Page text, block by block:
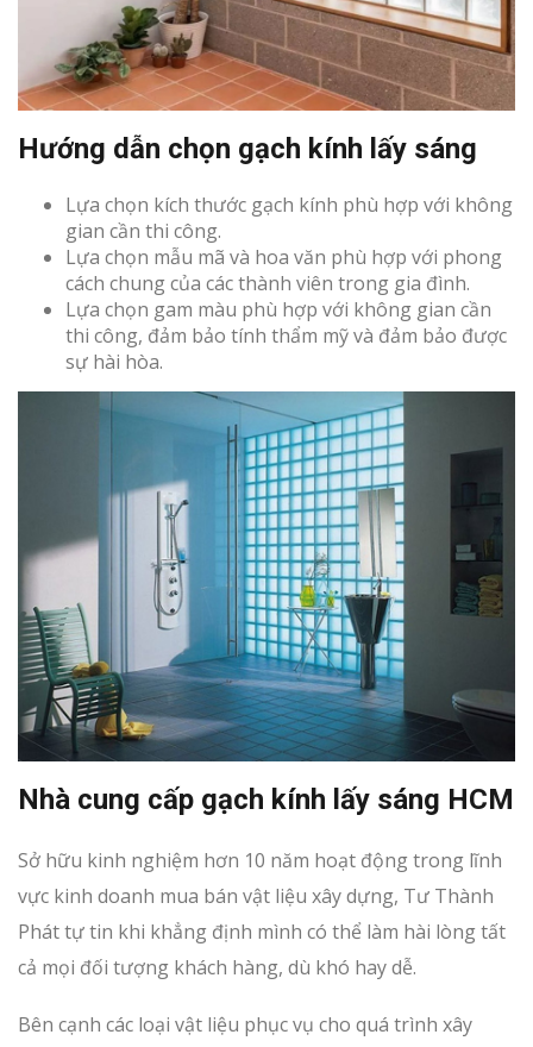
Hướng dẫn chọn gạch kính lấy sáng
Lựa chọn kích thước gạch kính phù hợp với không
gian cần thi công.
Lựa chọn mẫu mã và hoa văn phù hợp với phong
cách chung của các thành viên trong gia đình.
Lựa chọn gam màu phù hợp với không gian cần
thi công, đảm bảo tính thẩm mỹ và đảm bảo được
sự hài hòa.
Nhà cung cấp gạch kính lấy sáng HCM
Sở hữu kinh nghiệm hơn 10 năm hoạt động trong lĩnh
vực kinh doanh mua bán vật liệu xây dựng, Tư Thành
Phát tự tin khi khẳng định mình có thể làm hài lòng tất
cả mọi đối tượng khách hàng, dù khó hay dễ.
Bên cạnh các loại vật liệu phục vụ cho quá trình xây